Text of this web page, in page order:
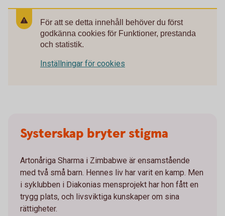
För att se detta innehåll behöver du först
godkänna cookies för Funktioner, prestanda
och statistik.
Inställningar för cookies
Systerskap bryter stigma
Artonåriga Sharma i Zimbabwe är ensamstående
med två små barn. Hennes liv har varit en kamp. Men
i syklubben i Diakonias mensprojekt har hon fått en
trygg plats, och livsviktiga kunskaper om sina
rättigheter.